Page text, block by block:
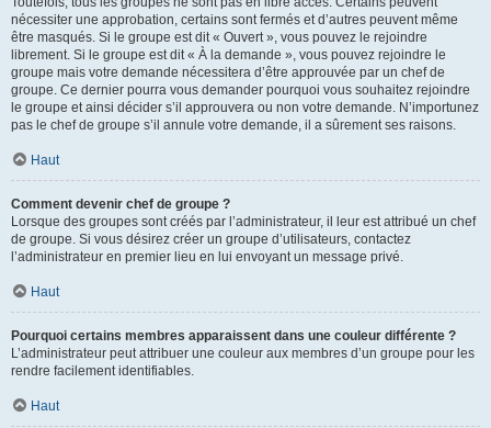
nécessiter une approbation, certains sont fermés et d’autres peuvent même
être masqués. Si le groupe est dit « Ouvert », vous pouvez le rejoindre
librement. Si le groupe est dit « À la demande », vous pouvez rejoindre le
groupe mais votre demande nécessitera d’être approuvée par un chef de
groupe. Ce dernier pourra vous demander pourquoi vous souhaitez rejoindre
le groupe et ainsi décider s’il approuvera ou non votre demande. N’importunez
pas le chef de groupe s’il annule votre demande, il a sûrement ses raisons.
Haut
Comment devenir chef de groupe ?
Lorsque des groupes sont créés par l’administrateur, il leur est attribué un chef
de groupe. Si vous désirez créer un groupe d’utilisateurs, contactez
l’administrateur en premier lieu en lui envoyant un message privé.
Haut
Pourquoi certains membres apparaissent dans une couleur différente ?
L’administrateur peut attribuer une couleur aux membres d’un groupe pour les
rendre facilement identifiables.
Haut